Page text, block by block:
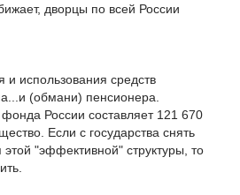
дворцы по всей России
использования средств
(обмани) пенсионера.
России составляет 121 670
Если с государства снять
этой "эффективной" структуры, то